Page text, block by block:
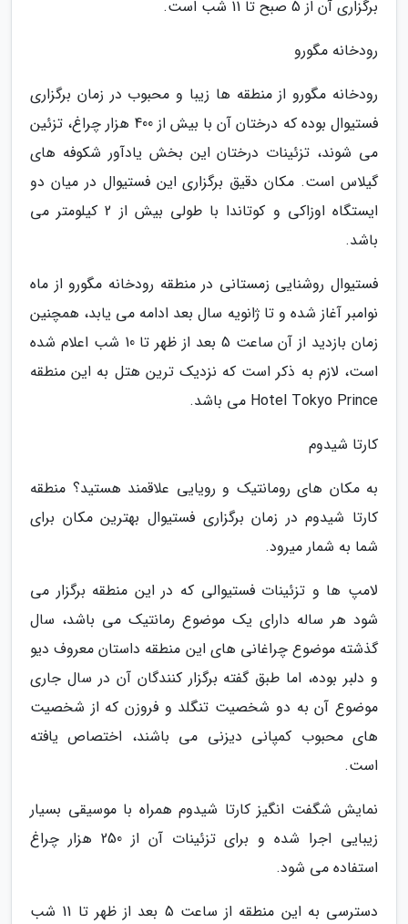
برگزاری آن از 5 صبح تا 11 شب است.
رودخانه مگورو
رودخانه مگورو از منطقه ها زیبا و محبوب در زمان برگزاری
فستیوال بوده که درختان آن با بیش از 400 هزار چراغ، تزئین
می شوند، تزئینات درختان این بخش یادآور شکوفه های
گیلاس است. مکان دقیق برگزاری این فستیوال در میان دو
ایستگاه اوزاکی و کوتاندا با طولی بیش از 2 کیلومتر می
باشد.
فستیوال روشنایی زمستانی در منطقه رودخانه مگورو از ماه
نوامبر آغاز شده و تا ژانویه سال بعد ادامه می یابد، همچنین
زمان بازدید از آن ساعت 5 بعد از ظهر تا 10 شب اعلام شده
است، لازم به ذکر است که نزدیک ترین هتل به این منطقه
Hotel Tokyo Prince می باشد.
کارتا شیدوم
به مکان های رومانتیک و رویایی علاقمند هستید؟ منطقه
کارتا شیدوم در زمان برگزاری فستیوال بهترین مکان برای
شما به شمار میرود.
لامپ ها و تزئینات فستیوالی که در این منطقه برگزار می
شود هر ساله دارای یک موضوع رمانتیک می باشد، سال
گذشته موضوع چراغانی های این منطقه داستان معروف دیو
و دلبر بوده، اما طبق گفته برگزار کنندگان آن در سال جاری
موضوع آن به دو شخصیت تنگلد و فروزن که از شخصیت
های محبوب کمپانی دیزنی می باشند، اختصاص یافته
است.
نمایش شگفت انگیز کارتا شیدوم همراه با موسیقی بسیار
زیبایی اجرا شده و برای تزئینات آن از 250 هزار چراغ
استفاده می شود.
دسترسی به این منطقه از ساعت 5 بعد از ظهر تا 11 شب